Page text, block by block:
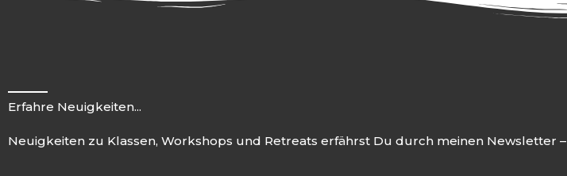
Erfahre Neuigkeiten...
Neuigkeiten zu Klassen, Workshops und Retreats erfährst Du durch meinen Newsletter –